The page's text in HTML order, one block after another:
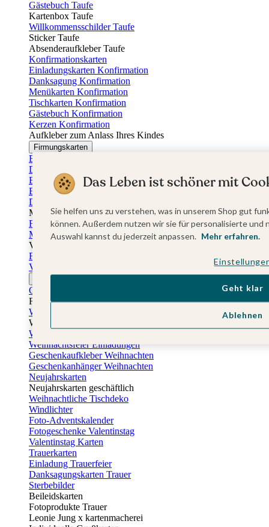
Gästebuch Taufe
Kartenbox Taufe
Willkommensschilder Taufe
Sticker Taufe
Absenderaufkleber Taufe
Konfirmationskarten
Einladungskarten Konfirmation
Danksagung Konfirmation
Menükarten Konfirmation
Tischkarten Konfirmation
Gästebuch Konfirmation
Kerzen Konfirmation
Aufkleber zum Anlass Ihres Kindes
Firmungskarten
Einladungskarten Firmung
Dankeskarten Firmung
Einschulungskarten
Einladungskarten Einschulung
Danksagung Einschulung
Muttertag
Fotogeschenke Muttertag
Muttertagskarten
Vatertag
Fotogeschenke Vatertag
Vatertagskarten
Ostern
Osterkarten
Fotogeschenke zu Ostern
Weihnachtskarten
Weihnachtskarten selbst gestalten
Weihnachtskarten geschäftlich
Weihnachtsfeier Einladungen
Geschenkaufkleber Weihnachten
Geschenkanhänger Weihnachten
Neujahrskarten
Neujahrskarten geschäftlich
Weihnachtliche Tischdeko
Windlichter
Foto-Adventskalender
Fotogeschenke Valentinstag
Valentinstag Karten
Trauerkarten
Einladung Trauerfeier
Danksagungskarten Trauer
Sterbebilder
Beileidskarten
Fotoprodukte Trauer
Leonie Jung x kartenmacherei
Das Leben ist schöner mit
Sie helfen uns zu verstehen, was in unserem Shop gut
können. Außerdem nutzen wir sie für personalisierte
Auswahl kannst du jederzeit anpassen. Mehr erfahren.
Ablehnen
Geht klar